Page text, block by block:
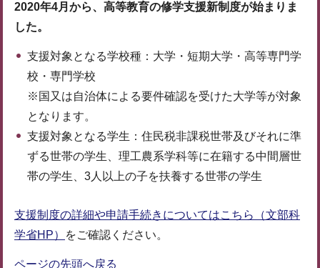
2020年4月から、高等教育の修学支援新制度が始まりま
した。
支援対象となる学校種：大学・短期大学・高等専門学
校・専門学校
※国又は自治体による要件確認を受けた大学等が対象
となります。
支援対象となる学生：住民税非課税世帯及びそれに準
ずる世帯の学生、理工農系学科等に在籍する中間層世
帯の学生、3人以上の子を扶養する世帯の学生
支援制度の詳細や申請手続きについてはこちら（文部科
学省HP）
をご確認ください。
ページの先頭へ戻る